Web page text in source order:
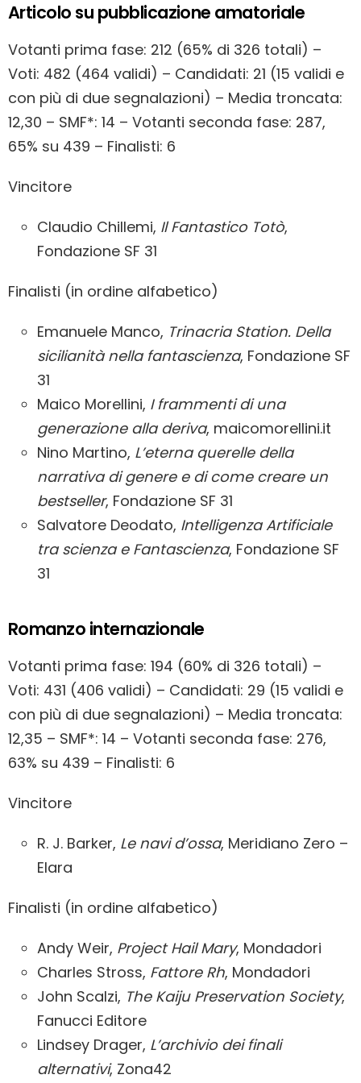
Articolo su pubblicazione amatoriale
Votanti prima fase: 212 (65% di 326 totali) –
Voti: 482 (464 validi) – Candidati: 21 (15 validi e
con più di due segnalazioni) – Media troncata:
12,30 – SMF*: 14 – Votanti seconda fase: 287,
65% su 439 – Finalisti: 6
Vincitore
Claudio Chillemi, Il Fantastico Totò,
Fondazione SF 31
Finalisti (in ordine alfabetico)
Emanuele Manco, Trinacria Station. Della
sicilianità nella fantascienza, Fondazione SF
31
Maico Morellini, I frammenti di una
generazione alla deriva, maicomorellini.it
Nino Martino, L’eterna querelle della
narrativa di genere e di come creare un
bestseller, Fondazione SF 31
Salvatore Deodato, Intelligenza Artificiale
tra scienza e Fantascienza, Fondazione SF
31
Romanzo internazionale
Votanti prima fase: 194 (60% di 326 totali) –
Voti: 431 (406 validi) – Candidati: 29 (15 validi e
con più di due segnalazioni) – Media troncata:
12,35 – SMF*: 14 – Votanti seconda fase: 276,
63% su 439 – Finalisti: 6
Vincitore
R. J. Barker, Le navi d’ossa, Meridiano Zero –
Elara
Finalisti (in ordine alfabetico)
Andy Weir, Project Hail Mary, Mondadori
Charles Stross, Fattore Rh, Mondadori
John Scalzi, The Kaiju Preservation Society,
Fanucci Editore
Lindsey Drager, L’archivio dei finali
alternativi, Zona42